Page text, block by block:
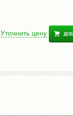
Уточнить цену